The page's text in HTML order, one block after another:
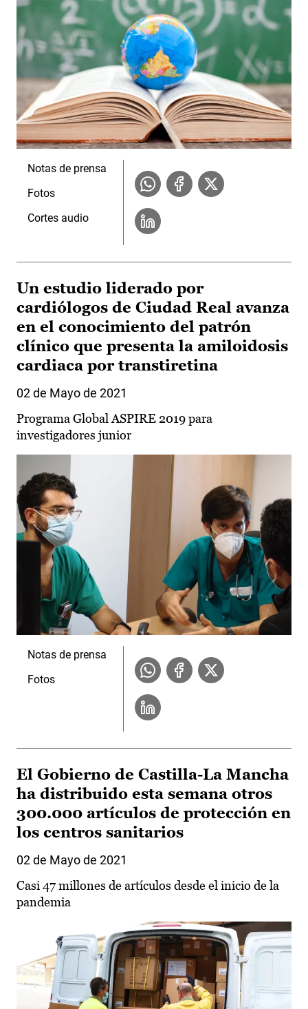
Notas de prensa
Fotos
Cortes audio
Un estudio liderado por
cardiólogos de Ciudad Real avanza
en el conocimiento del patrón
clínico que presenta la amiloidosis
cardiaca por transtiretina
02 de Mayo de 2021
Programa Global ASPIRE 2019 para
investigadores junior
Notas de prensa
Fotos
El Gobierno de Castilla-La Mancha
ha distribuido esta semana otros
300.000 artículos de protección en
los centros sanitarios
02 de Mayo de 2021
Casi 47 millones de artículos desde el inicio de la
pandemia